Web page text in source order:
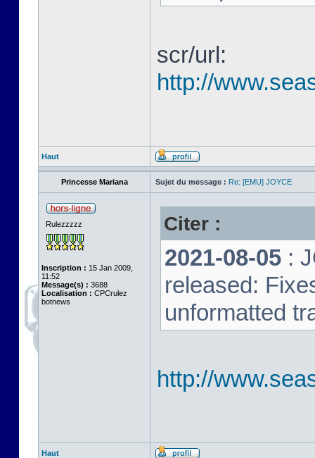
scr/url:
http://
Haut
Princesse Mariana Sujet du message : Re: [EMU] JOYCE
Rulezzzzz
Inscription : 15 Jan 2009,
11:52
Message(s) : 3688
Localisation : CPCrulez
botnews
Citer :
2021-08-05 :
released:
unformatted
http://
Haut